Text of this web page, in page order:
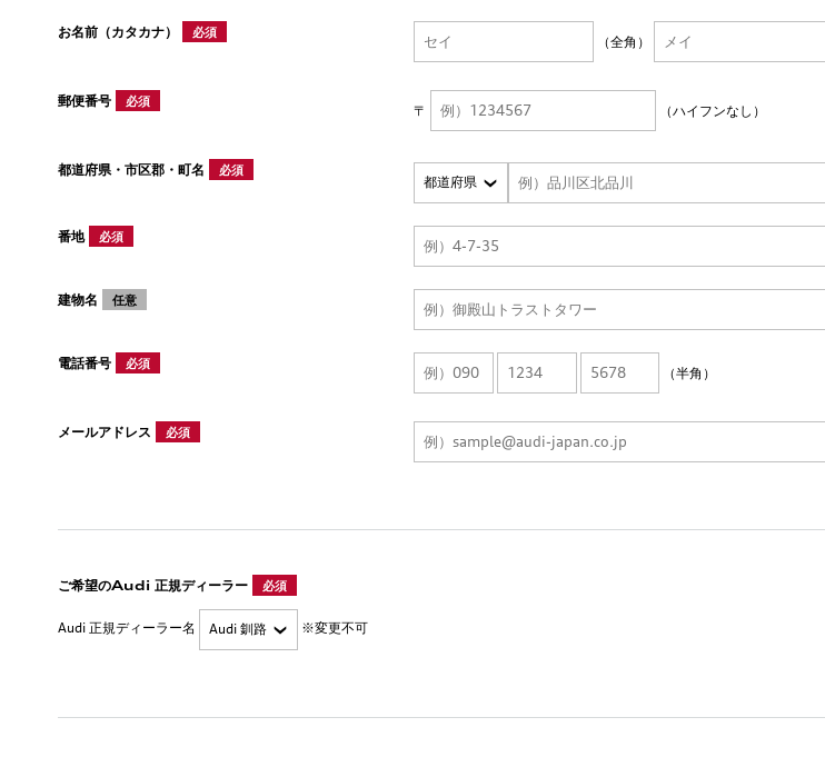
お名前（カタカナ） 必須
（全角）
郵便番号 必須
〒 （ハイフンなし）
都道府県・市区郡・町名 必須
番地 必須
建物名 任意
電話番号 必須
（半角）
メールアドレス 必須
ご希望のAudi 正規ディーラー 必須
Audi 正規ディーラー名 ※変更不可